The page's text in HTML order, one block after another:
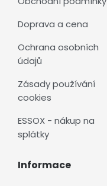
Doprava a cena
Ochrana osobních
údajů
Zásady používání
cookies
ESSOX - nákup na
splátky
Informace